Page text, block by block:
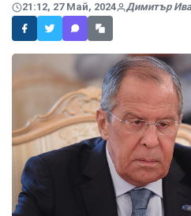
21:12, 27 Май, 2024 Димитър